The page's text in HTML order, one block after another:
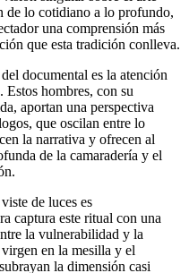
de lo cotidiano a lo profundo,
una comprensión más
que esta tradición conlleva.
documental es la atención
Estos hombres, con su
aportan una perspectiva
que oscilan entre lo
la narrativa y ofrecen al
de la camaradería y el
de luces es
captura este ritual con una
la vulnerabilidad y la
en la mesilla y el
la dimensión casi